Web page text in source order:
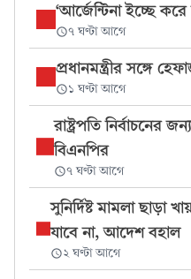
‘আর্জেন্টিনা ইচ্ছে
৭ ঘণ্টা আগে
প্রধানমন্ত্রীর সঙ্গে
১ ঘণ্টা আগে
রাষ্ট্রপতি নির্বাচনের
বিএনপির
৭ ঘণ্টা আগে
সুনির্দিষ্ট মামলা ছাড়া
যাবে না, আদেশ বহাল
২ ঘণ্টা আগে